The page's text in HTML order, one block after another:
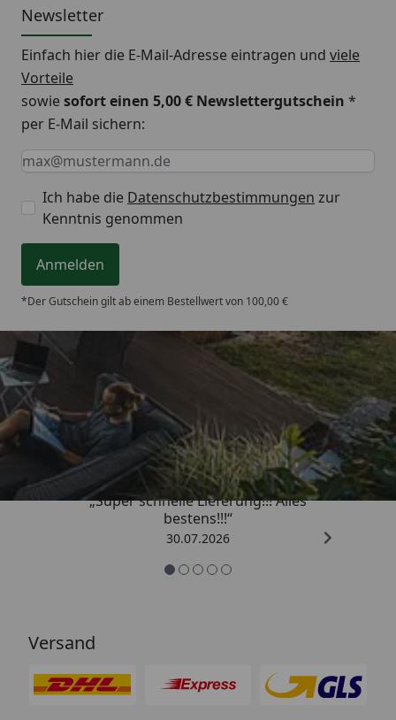
Newsletter
Einfach hier die E-Mail-Adresse eintragen und viele
Vorteile
sowiesofort einen 5,00 € Newslettergutschein *
per E-Mail sichern:
Keine Eingabe erforderlich
Eingabe erforderlich
E-Mail *
Ich habe die Datenschutzbestimmungen zur
Kenntnis genommen
Anmelden
*Der Gutschein gilt ab einem Bestellwert von 100,00 €
Trusted Shops
4,93/ 5
„Super schnelle Lieferung!!! Alles
bestens!!!“
30.07.2026
Versand